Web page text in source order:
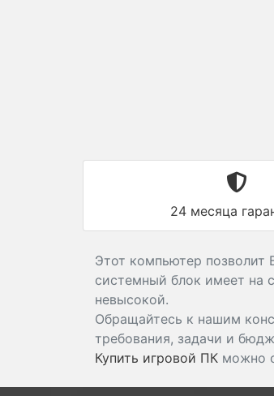
24 месяца
Этот компьютер позволит
системный блок имеет на
невысокой.
Обращайтесь к нашим
требования, задачи и
Купить игровой ПК можно